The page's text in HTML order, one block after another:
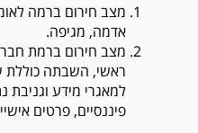
מצב חירום ברמה
אדמה, מגיפה.
מצב חירום ברמת
ראשי, השבתה כוללת
למאגרי מידע וגניבת
פיננסיים, פרטים